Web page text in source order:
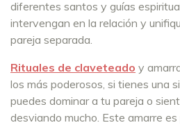
diferentes santos y guías
intervengan en la relación y
pareja separada.
Rituales de claveteado y
los más poderosos, si tienes una
puedes dominar a tu pareja o
desviando mucho. Este amarre